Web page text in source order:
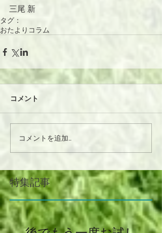
三尾 新
タグ：
おたよりコラム
コメント
コメントを追加…
特集記事